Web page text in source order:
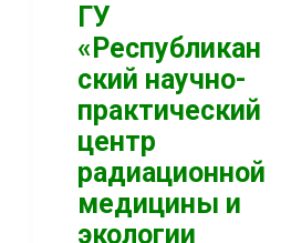
ГУ
«Республикан
ский научно-
практический
центр
радиационной
медицины и
экологии